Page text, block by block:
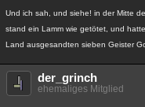
Und ich sah, und siehe! in der Mitte
stand ein Lamm wie getötet, und
Land ausgesandten sieben Geister
der_grinch
ehemaliges Mitglied